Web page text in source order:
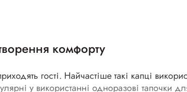
комфорту
гості. Найчастіше такі капці
у використанні одноразові тапочки